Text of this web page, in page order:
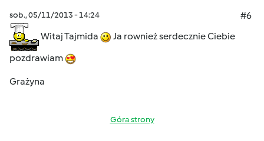
sob., 05/11/2013 - 14:24
#6
Witaj Tajmida
Ja rownież serdecznie Ciebie
pozdrawiam
Grażyna
Góra strony